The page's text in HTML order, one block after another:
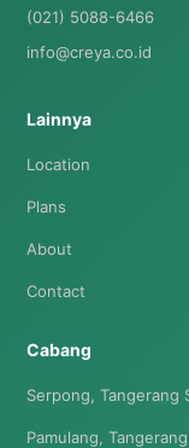
(021) 5088-6466
info@creya.co.id
Lainnya
Location
Plans
About
Contact
Cabang
Serpong, Tangerang
Pamulang,